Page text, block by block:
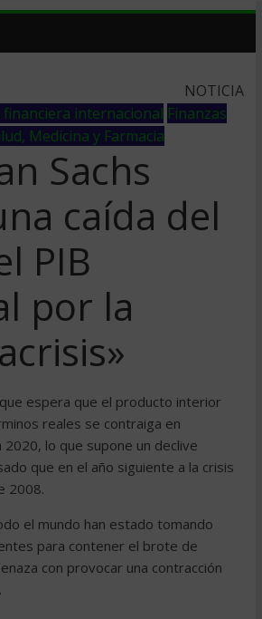
NOTICIA
financiera internacional Finanzas
Medicina y Farmacia
Sachs
caída del
PIB
por la
espera que el producto interior
reales se contraiga en
lo que supone un declive
que en el año siguiente a la crisis
2008.
el mundo han estado tomando
para contener el brote de
con provocar una contracción